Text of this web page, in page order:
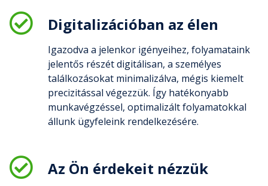
Digitalizációban az élen
Igazodva a jelenkor igényeihez, folyamataink
jelentős részét digitálisan, a személyes
találkozásokat minimalizálva, mégis kiemelt
precizitással végezzük. Így hatékonyabb
munkavégzéssel, optimalizált folyamatokkal
állunk ügyfeleink rendelkezésére.
Az Ön érdekeit nézzük